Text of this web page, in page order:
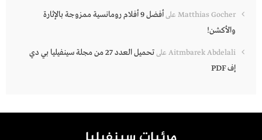
Matthias Gocher على
أفضل 9 أفلام رومانسية ممزوجة بالإثارة
والأكشن!
Aitmbarek Abdelali على
تحميل العدد 27 من مجلة سينفيليا بي دي
إف PDF